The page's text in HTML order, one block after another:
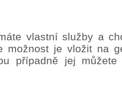
vlastní služby a
možnost je vložit na
případně jej